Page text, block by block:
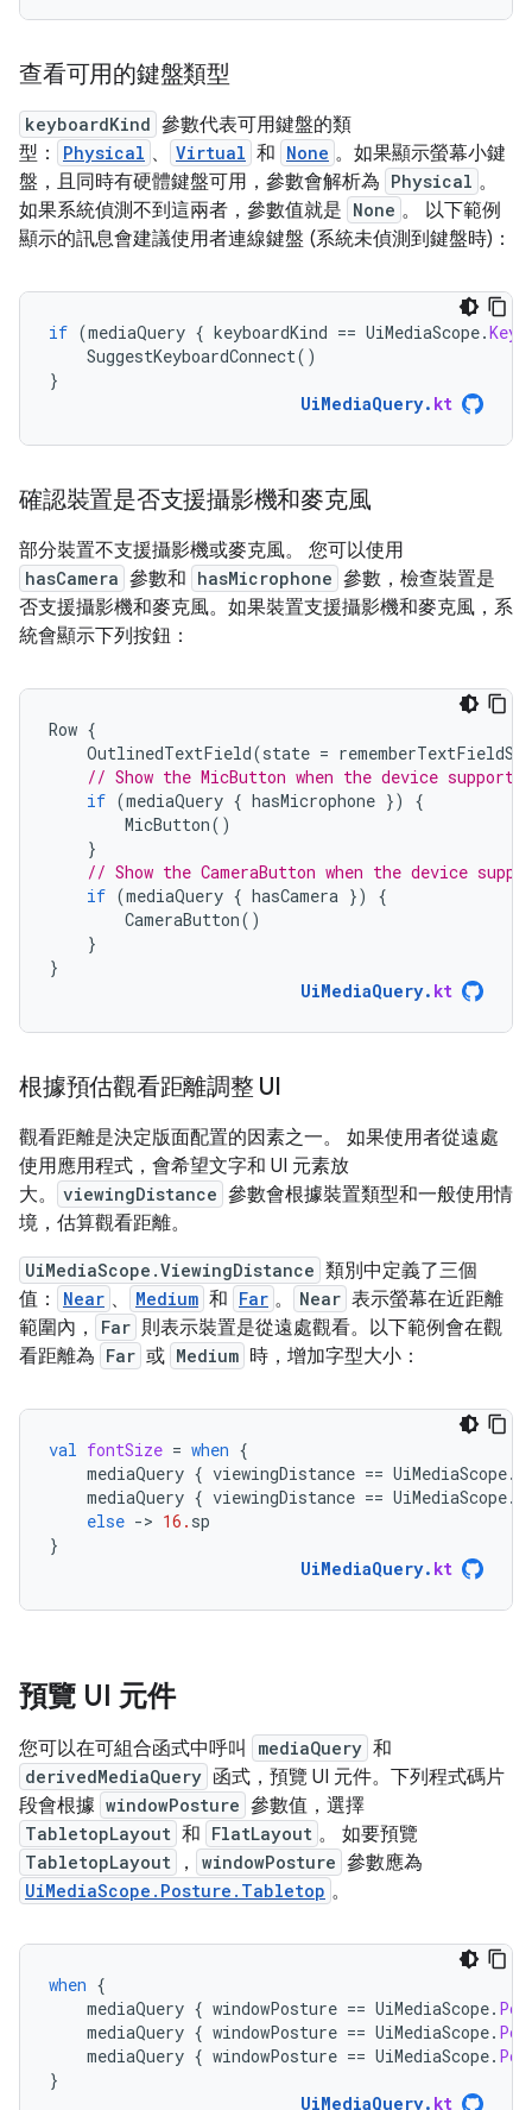
查看可用的鍵盤類型
keyboardKind 參數代表可用鍵盤的類
型：
Physical 、 Virtual 和 None 。如果顯示螢幕小鍵
盤，且同時有硬體鍵盤可用，參數會解析為 Physical 。
如果系統偵測不到這兩者，參數值就是 None 。 以下範例
顯示的訊息會建議使用者連線鍵盤 (系統未偵測到鍵盤時)：
if (mediaQuery { keyboardKind == UiMediaScope.
SuggestKeyboardConnect()
}
UiMediaQuery. kt
確認裝置是否支援攝影機和麥克風
部分裝置不支援攝影機或麥克風。 您可以使用
hasCamera 參數和 hasMicrophone 參數，檢查裝置是
否支援攝影機和麥克風。如果裝置支援攝影機和麥克風，系
統會顯示下列按鈕：
Row {
OutlinedTextField(state =
// Show the MicButton when the device supports
if (mediaQuery { hasMicrophone })
{
MicButton()
}
// Show the CameraButton when the device
if (mediaQuery { hasCamera })
{
CameraButton()
}
}
UiMediaQuery. kt
根據預估觀看距離調整 UI
觀看距離是決定版面配置的因素之一。 如果使用者從遠處
使用應用程式，會希望文字和 UI 元素放
大。
viewingDistance 參數會根據裝置類型和一般使用情
境，估算觀看距離。
UiMediaScope.ViewingDistance 類別中定義了三個
值：
Near 、 Medium 和 Far 。 Near 表示螢幕在近距離
範圍內，
Far 則表示裝置是從遠處觀看。以下範例會在觀
看距離為 Far 或 Medium 時，增加字型大小：
val fontSize = when {
mediaQuery { viewingDistance == UiMediaScope.
mediaQuery { viewingDistance == UiMediaScope.
else -> 16. sp
}
UiMediaQuery. kt
預覽 UI 元件
您可以在可組合函式中呼叫 mediaQuery 和
derivedMediaQuery 函式，預覽 UI 元件。下列程式碼片
段會根據 windowPosture 參數值，選擇
TabletopLayout 和 FlatLayout 。 如要預覽
TabletopLayout ， windowPosture 參數應為
UiMediaScope.Posture.Tabletop 。
when {
mediaQuery { windowPosture == UiMediaScope.
mediaQuery { windowPosture == UiMediaScope.
mediaQuery { windowPosture == UiMediaScope.
}
UiMediaQuery. kt